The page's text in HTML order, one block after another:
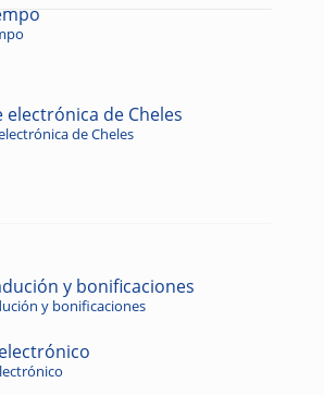
electrónica de Cheles
de Cheles
y bonificaciones
y bonificaciones